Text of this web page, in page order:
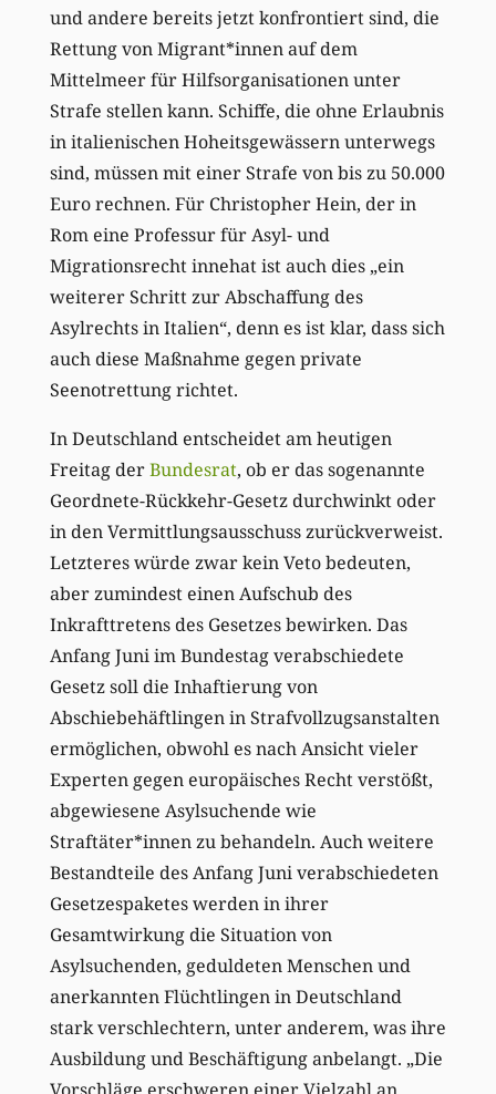
und andere bereits jetzt konfrontiert sind, die
Rettung von Migrant*innen auf dem
Mittelmeer für Hilfsorganisationen unter
Strafe stellen kann. Schiffe, die ohne Erlaubnis
in italienischen Hoheitsgewässern unterwegs
sind, müssen mit einer Strafe von bis zu 50.000
Euro rechnen. Für Christopher Hein, der in
Rom eine Professur für Asyl- und
Migrationsrecht innehat ist auch dies „ein
weiterer Schritt zur Abschaffung des
Asylrechts in Italien“, denn es ist klar, dass sich
auch diese Maßnahme gegen private
Seenotrettung richtet.
In Deutschland entscheidet am heutigen
Freitag derBundesrat, ob er das sogenannte
Geordnete-Rückkehr-Gesetz durchwinkt oder
in den Vermittlungsausschuss zurückverweist.
Letzteres würde zwar kein Veto bedeuten,
aber zumindest einen Aufschub des
Inkrafttretens des Gesetzes bewirken. Das
Anfang Juni im Bundestag verabschiedete
Gesetz soll die Inhaftierung von
Abschiebehäftlingen in Strafvollzugsanstalten
ermöglichen, obwohl es nach Ansicht vieler
Experten gegen europäisches Recht verstößt,
abgewiesene Asylsuchende wie
Straftäter*innen zu behandeln. Auch weitere
Bestandteile des Anfang Juni verabschiedeten
Gesetzespaketes werden in ihrer
Gesamtwirkung die Situation von
Asylsuchenden, geduldeten Menschen und
anerkannten Flüchtlingen in Deutschland
stark verschlechtern, unter anderem, was ihre
Ausbildung und Beschäftigung anbelangt. „Die